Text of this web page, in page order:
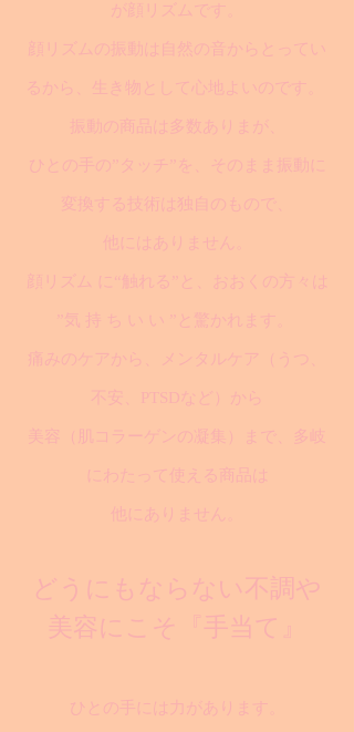
が顔リズムです。
顔リズムの振動は自然の音からとってい
るから、生き物として心地よいのです。
振動の商品は多数ありまが、
ひとの手の”タッチ”を、そのまま振動に
変換する技術は独自のもので、
他にはありません。
顔リズム に“触れる”と、おおくの方々は
”気 持 ち い い ”と驚かれます。
痛みのケアから、メンタルケア（うつ、
不安、PTSDなど）から
美容（肌コラーゲンの凝集）まで、多岐
にわたって使える商品は
他にありません。
どうにもならない不調や
美容にこそ『手当て』
ひとの手には力があります。